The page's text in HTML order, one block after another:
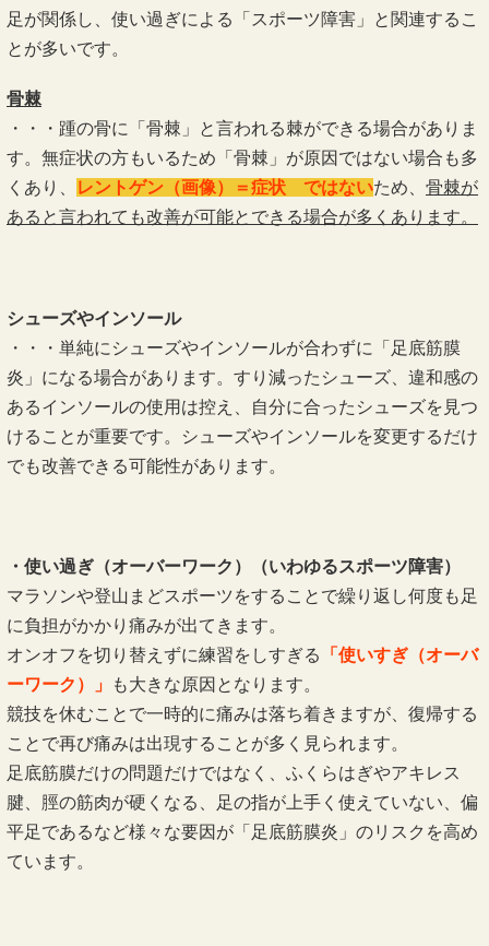
足が関係し、使い過ぎによる「スポーツ障害」と関連するこ
とが多いです。
骨棘
・・・踵の骨に「骨棘」と言われる棘ができる場合がありま
す。無症状の方もいるため「骨棘」が原因ではない場合も多
くあり、
レントゲン（画像）＝症状 ではないため、 骨棘が
あると言われても改善が可能とできる場合が多くあります。
シューズやインソール
・・・単純にシューズやインソールが合わずに「足底筋膜
炎」になる場合があります。すり減ったシューズ、違和感の
あるインソールの使用は控え、自分に合ったシューズを見つ
けることが重要です。シューズやインソールを変更するだけ
でも改善できる可能性があります。
・使い過ぎ（オーバーワーク）（いわゆるスポーツ障害）
マラソンや登山まどスポーツをすることで繰り返し何度も足
に負担がかかり痛みが出てきます。
オンオフを切り替えずに練習をしすぎる
「使いすぎ（オーバ
ーワーク）」
も大きな原因となります。
競技を休むことで一時的に痛みは落ち着きますが、復帰する
ことで再び痛みは出現することが多く見られます。
足底筋膜だけの問題だけではなく、ふくらはぎやアキレス
腱、脛の筋肉が硬くなる、足の指が上手く使えていない、偏
平足であるなど様々な要因が「足底筋膜炎」のリスクを高め
ています。